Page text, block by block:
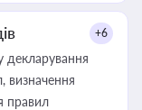
+6
декларування
визначення
правил